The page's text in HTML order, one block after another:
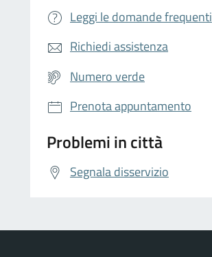
Leggi le domande frequenti
Richiedi assistenza
Numero verde
Prenota appuntamento
Problemi in città
Segnala disservizio